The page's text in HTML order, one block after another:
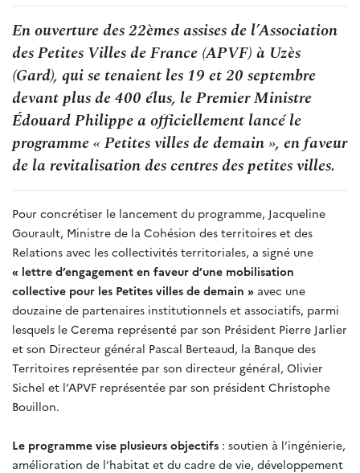
En ouverture des 22èmes assises de l’Association
des Petites Villes de France (APVF) à Uzès
(Gard), qui se tenaient les 19 et 20 septembre
devant plus de 400 élus, le Premier Ministre
Édouard Philippe a officiellement lancé le
programme « Petites villes de demain », en faveur
de la revitalisation des centres des petites villes.
Pour concrétiser le lancement du programme, Jacqueline
Gourault, Ministre de la Cohésion des territoires et des
Relations avec les collectivités territoriales, a signé une
« lettre d’engagement en faveur d’une mobilisation
collective pour les Petites villes de demain » avec une
douzaine de partenaires institutionnels et associatifs, parmi
lesquels le Cerema représenté par son Président Pierre Jarlier
et son Directeur général Pascal Berteaud, la Banque des
Territoires représentée par son directeur général, Olivier
Sichel et l’APVF représentée par son président Christophe
Bouillon.
Le programme vise plusieurs objectifs : soutien à l’ingénierie,
amélioration de l’habitat et du cadre de vie, développement